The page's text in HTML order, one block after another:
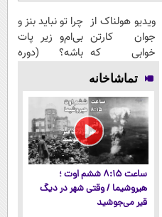
ویدیو هولناک از
جوان کارتن
خوابی که
میلیاردر شد.
آموزش رایگان
چرا تو نباید بنز و
بی‌ام‌و زیر پات
باشه؟ (دوره
تماشاخانه
ساعت ۸:۱۵ ششم اوت ؛
هیروشیما / وقتی شهر در دیگ
قیر می‌جوشید